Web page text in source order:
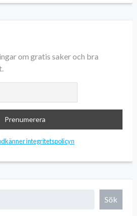
om gratis saker och bra
integritetspolicyn
Sök